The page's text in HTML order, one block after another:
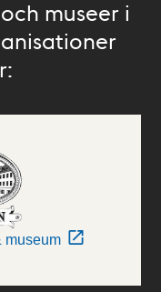
museer i
museum